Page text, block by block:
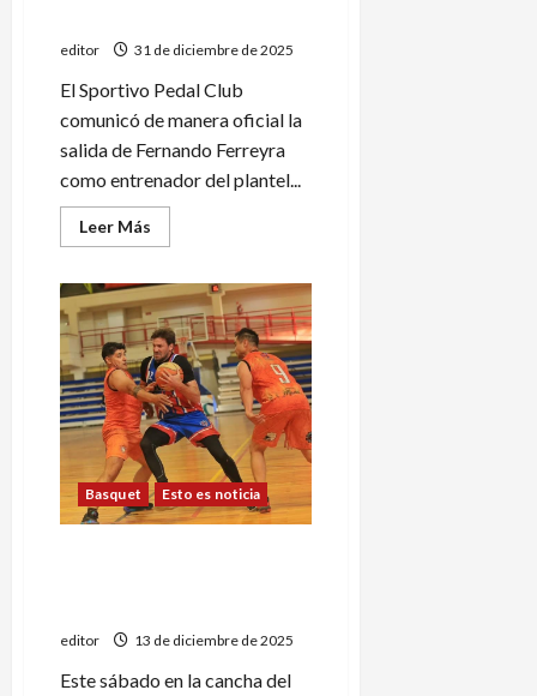
editor 31 de diciembre de 2025
El Sportivo Pedal Club
comunicó de manera oficial la
salida de Fernando Ferreyra
como entrenador del plantel...
Leer Más
más
Pedal:
afuera
Ferreyra,
¿vuelve
Cañadas?
Basquet Esto es noticia
editor 13 de diciembre de 2025
Este sábado en la cancha del